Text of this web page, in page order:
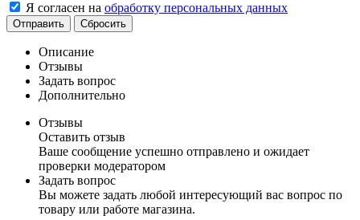
Я согласен на обработку персональных данных
Сбросить
Описание
Отзывы
Задать вопрос
Дополнительно
Отзывы
Оставить отзыв
Ваше сообщение успешно отправлено и ожидает
проверки модератором
Задать вопрос
Вы можете задать любой интересующий вас вопрос по
товару или работе магазина.